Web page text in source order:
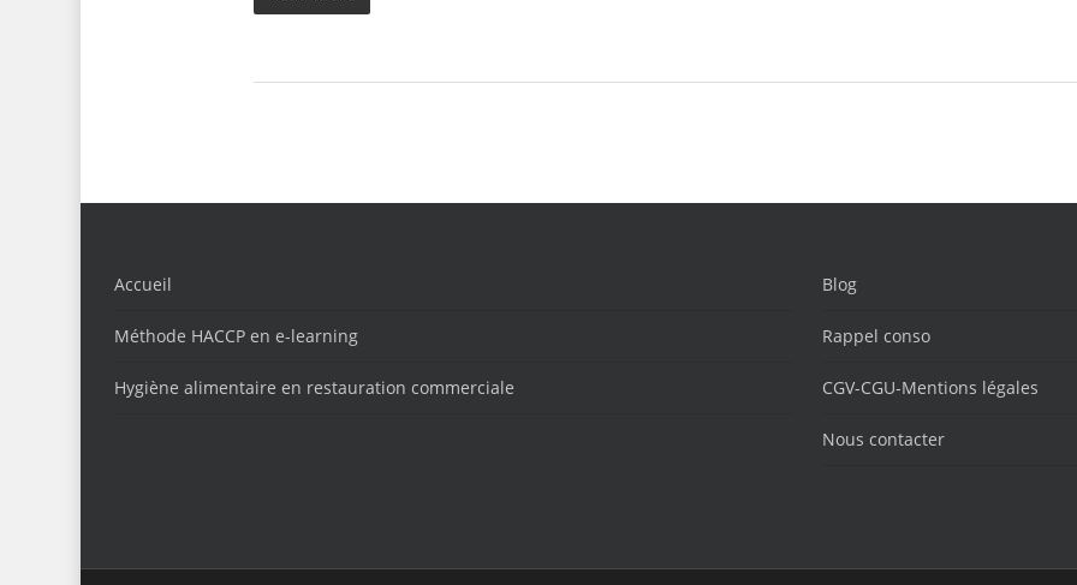
Accueil
Méthode HACCP en e-learning
Hygiène alimentaire en restauration commerciale
Blog
Rappel conso
CGV-CGU-Mentions légales
Nous contacter